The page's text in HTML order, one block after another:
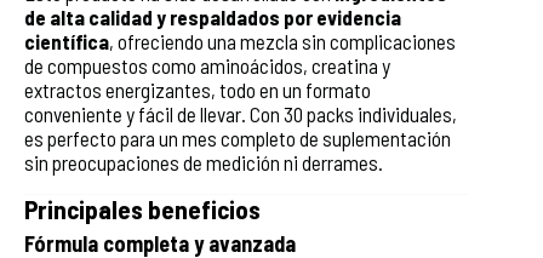
de alta calidad y respaldados por evidencia
científica, ofreciendo una mezcla sin complicaciones
de compuestos como aminoácidos, creatina y
extractos energizantes, todo en un formato
conveniente y fácil de llevar. Con 30 packs individuales,
es perfecto para un mes completo de suplementación
sin preocupaciones de medición ni derrames.
Principales beneficios
Fórmula completa y avanzada